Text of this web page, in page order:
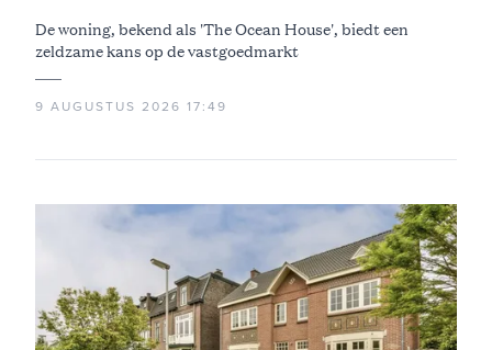
De woning, bekend als 'The Ocean House', biedt een
zeldzame kans op de vastgoedmarkt
9 AUGUSTUS 2026 17:49